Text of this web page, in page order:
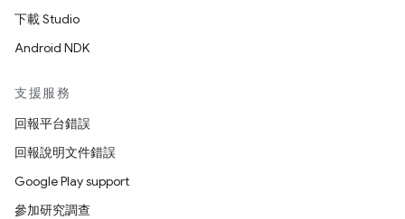
下載 Studio
Android NDK
支援服務
回報平台錯誤
回報說明文件錯誤
Google Play support
參加研究調查